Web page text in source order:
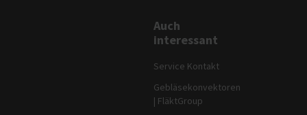
Auch
interessant
Service Kontakt
Gebläsekonvektoren
| FläktGroup